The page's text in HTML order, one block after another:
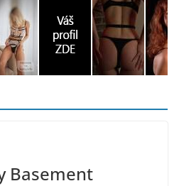
Basement